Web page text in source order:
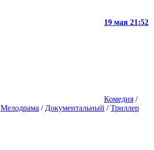
19 мая 21:52
Комедия /
Мелодрама / Документальный /Триллер